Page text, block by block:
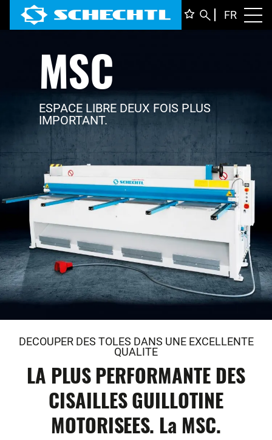
FR
MSC
ESPACE LIBRE DEUX FOIS PLUS
IMPORTANT.
DECOUPER DES TOLES DANS UNE EXCELLENTE
QUALITE
LA PLUS PERFORMANTE DES
CISAILLES GUILLOTINE
MOTORISEES. La MSC.